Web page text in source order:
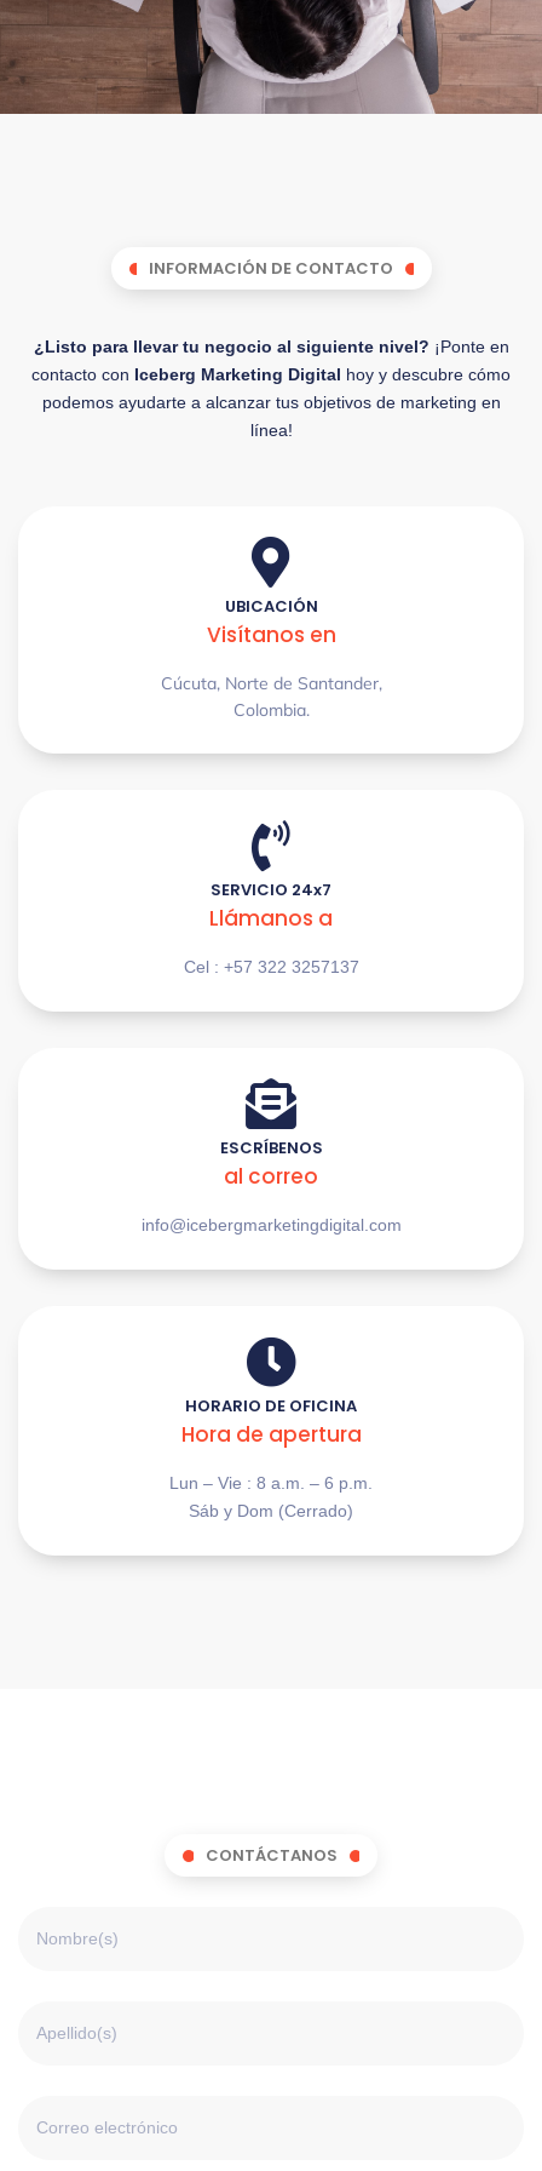
INFORMACIÓN DE CONTACTO
¿Listo para llevar tu negocio al siguiente nivel? ¡Ponte en
contacto con Iceberg Marketing Digital hoy y descubre cómo
podemos ayudarte a alcanzar tus objetivos de marketing en
línea!
UBICACIÓN
Visítanos en
Cúcuta, Norte de Santander,
Colombia.
SERVICIO 24x7
Llámanos a
Cel : +57 322 3257137
ESCRÍBENOS
al correo
info@icebergmarketingdigital.com
HORARIO DE OFICINA
Hora de apertura
Lun – Vie : 8 a.m. – 6 p.m.
Sáb y Dom (Cerrado)
CONTÁCTANOS